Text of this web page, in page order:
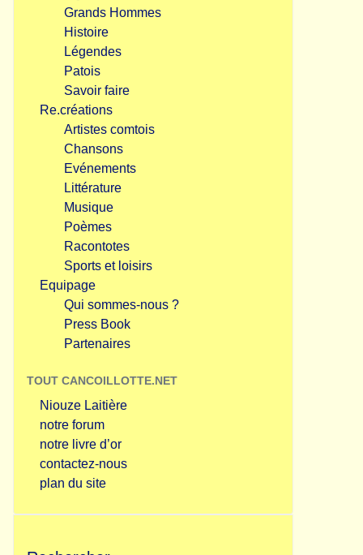
Grands Hommes
Histoire
Légendes
Patois
Savoir faire
Re.créations
Artistes comtois
Chansons
Evénements
Littérature
Musique
Poèmes
Racontotes
Sports et loisirs
Equipage
Qui sommes-nous ?
Press Book
Partenaires
TOUT CANCOILLOTTE.NET
Niouze Laitière
notre forum
notre livre d’or
contactez-nous
plan du site